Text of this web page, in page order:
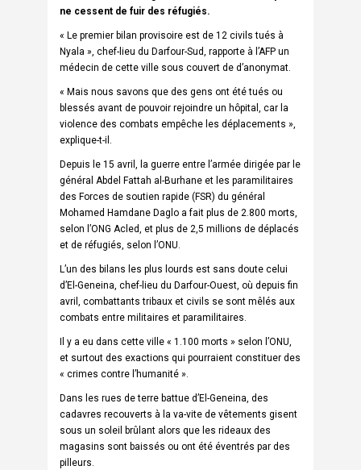
ne cessent de fuir des réfugiés.
« Le premier bilan provisoire est de 12 civils tués à
Nyala », chef-lieu du Darfour-Sud, rapporte à l’AFP un
médecin de cette ville sous couvert de d’anonymat.
« Mais nous savons que des gens ont été tués ou
blessés avant de pouvoir rejoindre un hôpital, car la
violence des combats empêche les déplacements »,
explique-t-il.
Depuis le 15 avril, la guerre entre l’armée dirigée par le
général Abdel Fattah al-Burhane et les paramilitaires
des Forces de soutien rapide (FSR) du général
Mohamed Hamdane Daglo a fait plus de 2.800 morts,
selon l’ONG Acled, et plus de 2,5 millions de déplacés
et de réfugiés, selon l’ONU.
L’un des bilans les plus lourds est sans doute celui
d’El-Geneina, chef-lieu du Darfour-Ouest, où depuis fin
avril, combattants tribaux et civils se sont mêlés aux
combats entre militaires et paramilitaires.
Il y a eu dans cette ville « 1.100 morts » selon l’ONU,
et surtout des exactions qui pourraient constituer des
« crimes contre l’humanité ».
Dans les rues de terre battue d’El-Geneina, des
cadavres recouverts à la va-vite de vêtements gisent
sous un soleil brûlant alors que les rideaux des
magasins sont baissés ou ont été éventrés par des
pilleurs.